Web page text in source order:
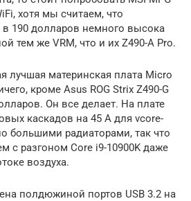
хотя мы считаем, что
190 долларов немного высока
тем же VRM, что и их Z490-A Pro.
лучшая материнская плата Micro
кроме Asus ROG Strix Z490-G
Он все делает. На плате
каскадов на 45 А для vcore-
большими радиаторами, так что
с разгоном Core i9-10900K даже
воздуха.
полдюжиной портов USB 3.2 на